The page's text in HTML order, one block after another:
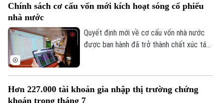
xuất cho phép ngân hàng thương mại làm
phiếu doanh nghiệp.
Chính sách cơ cấu vốn mới kích hoạt sóng cổ phiếu
nhà nước
Quyết định mới về cơ cấu vốn nhà nước
được ban hành đã trở thành chất xúc tác
đưa VN-Index đảo chiều đi lên.
Hơn 227.000 tài khoản gia nhập thị trường chứng
khoán trong tháng 7